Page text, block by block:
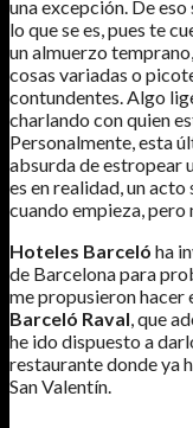
una excepción. De eso
lo que se es, pues te
un almuerzo
cosas variadas o
contundentes. Algo
charlando con quien
Personalmente, esta
absurda de estropear
es en realidad, un
cuando empieza, pero
Hoteles Barceló ha
de Barcelona para
me propusieron hacer
Barceló Raval, que
he ido dispuesto a
restaurante donde ya
San Valentín.